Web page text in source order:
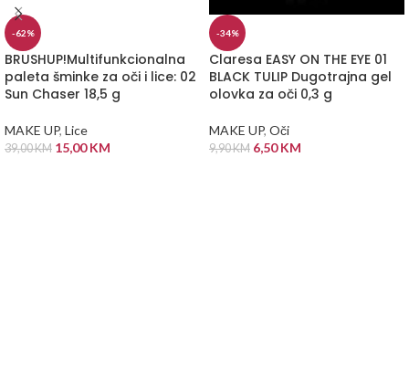
-62%
BRUSHUP!Multifunkcionalna
paleta šminke za oči i lice: 02
Sun Chaser 18,5 g
MAKE UP, Lice
39,00KM 15,00KM
-34%
Claresa EASY ON THE EYE 01
BLACK TULIP Dugotrajna gel
olovka za oči 0,3 g
MAKE UP, Oči
9,90KM 6,50KM